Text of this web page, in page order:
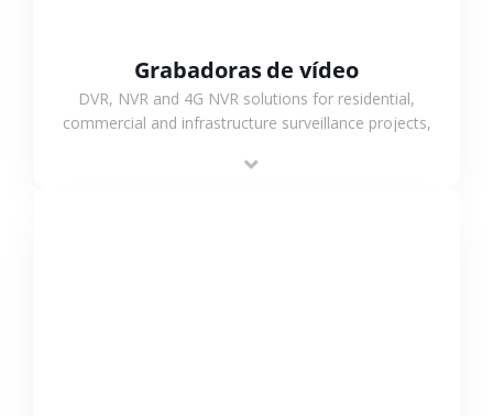
Grabadoras de vídeo
DVR, NVR and 4G NVR solutions for residential,
commercial and infrastructure surveillance projects,